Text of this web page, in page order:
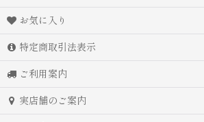
お気に入り
特定商取引法表示
ご利用案内
実店舗のご案内